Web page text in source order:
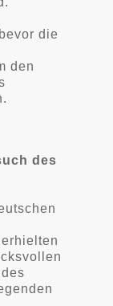
die
den
des